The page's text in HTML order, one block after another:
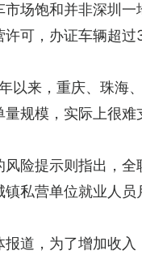
市场饱和并非深圳
许可，办证车辆超过
以来，重庆、珠海
量规模，实际上很难
风险提示则指出，
镇私营单位就业人员
报道，为了增加收入